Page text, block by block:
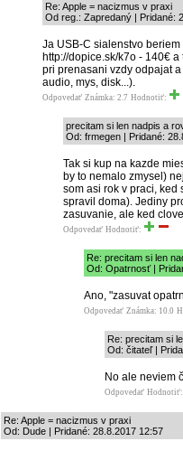
Re: Apple = nacizmus v praxi
Od reg.: Zapredaný | Pridané:
Ja USB-C sialenstvo
http://dopice.sk/k7o - 140€
pri prenasani vzdy odpajat
audio, mys, disk...).
Odpovedať Známka: 2.7 Hodnotiť:
precitam si len nadpis a
Od: frmegen | Pridané:
Tak si kup na kazde
by to nemalo zmysel)
som asi rok v praci, ked
spravil doma). Jediny
zasuvanie, ale ked
Odpovedať Hodnotiť:
Re: precitam si len
Od: Opatrnosť |
Ano, "zasuvat
Odpovedať Známka: 10.0
Re: precitam si
Od: čitateľ |
No ale neviem
Odpovedať Hodnotiť:
Re: Apple = nacizmus v praxi
Od: Dude | Pridané: 28.8.2017 12:57